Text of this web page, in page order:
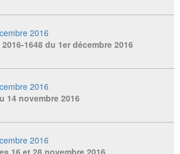
2016
2016-1648 du 1er décembre 2016
2016
14 novembre 2016
2016